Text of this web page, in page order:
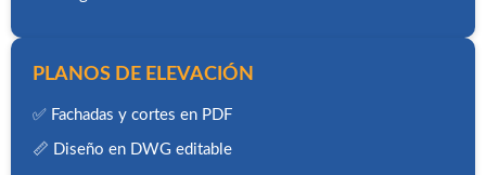
PLANOS DE ELEVACIÓN
✅ Fachadas y cortes en PDF
📏 Diseño en DWG editable